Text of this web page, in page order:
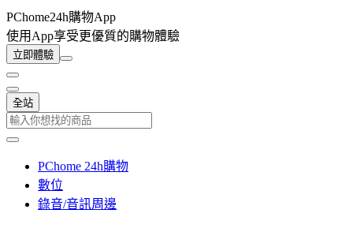
PChome24h購物App
使用App享受更優質的購物體驗
立即體驗
全站
PChome 24h購物
數位
錄音/音訊周邊